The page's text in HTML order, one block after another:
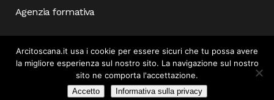
Agenzia formativa
© COPYRIGHT 2019 ARCI TOSCANA – SVILUPPATO DA
Arcitoscana.it usa i cookie per essere sicuri che tu possa avere
la migliore esperienza sul nostro sito. La navigazione sul nostro
sito ne comporta l'accettazione.
Accetto Informativa sulla privacy